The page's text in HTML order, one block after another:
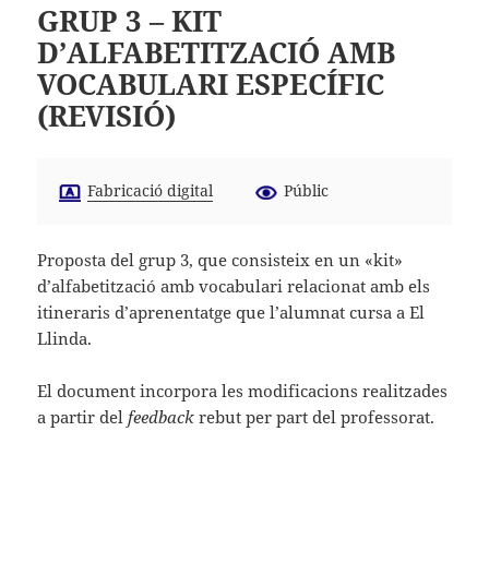
GRUP 3 – KIT
D’ALFABETITZACIÓ AMB
VOCABULARI ESPECÍFIC
(REVISIÓ)
Fabricació digital Públic
Proposta del grup 3, que consisteix en un «kit»
d’alfabetització amb vocabulari relacionat amb els
itineraris d’aprenentatge que l’alumnat cursa a El
Llinda.
El document incorpora les modificacions realitzades
a partir delfeedback rebut per part del professorat.